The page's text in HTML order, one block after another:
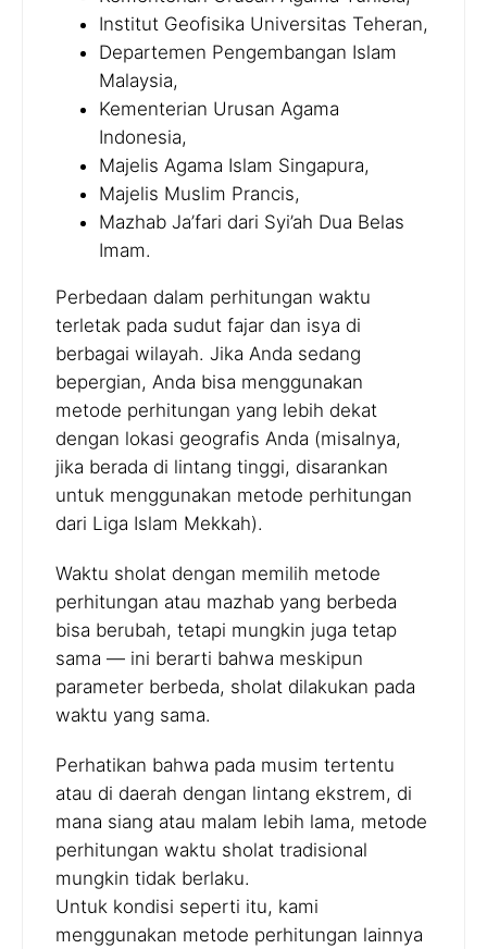
Institut Geofisika Universitas Teheran,
Departemen Pengembangan Islam
Malaysia,
Kementerian Urusan Agama
Indonesia,
Majelis Agama Islam Singapura,
Majelis Muslim Prancis,
Mazhab Ja’fari dari Syi’ah Dua Belas
Imam.
Perbedaan dalam perhitungan waktu
terletak pada sudut fajar dan isya di
berbagai wilayah. Jika Anda sedang
bepergian, Anda bisa menggunakan
metode perhitungan yang lebih dekat
dengan lokasi geografis Anda (misalnya,
jika berada di lintang tinggi, disarankan
untuk menggunakan metode perhitungan
dari Liga Islam Mekkah).
Waktu sholat dengan memilih metode
perhitungan atau mazhab yang berbeda
bisa berubah, tetapi mungkin juga tetap
sama — ini berarti bahwa meskipun
parameter berbeda, sholat dilakukan pada
waktu yang sama.
Perhatikan bahwa pada musim tertentu
atau di daerah dengan lintang ekstrem, di
mana siang atau malam lebih lama, metode
perhitungan waktu sholat tradisional
mungkin tidak berlaku.
Untuk kondisi seperti itu, kami
menggunakan metode perhitungan lainnya